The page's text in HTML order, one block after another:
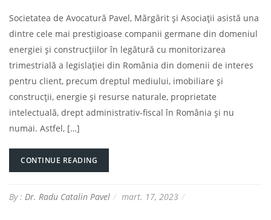
Societatea de Avocatură Pavel, Mărgărit și Asociații asistă una
dintre cele mai prestigioase companii germane din domeniul
energiei și construcțiilor în legătură cu monitorizarea
trimestrială a legislației din România din domenii de interes
pentru client, precum dreptul mediului, imobiliare și
construcții, energie și resurse naturale, proprietate
intelectuală, drept administrativ-fiscal în România și nu
numai. Astfel, […]
CONTINUE READING
By : Dr. Radu Catalin Pavel mart. 17, 2023